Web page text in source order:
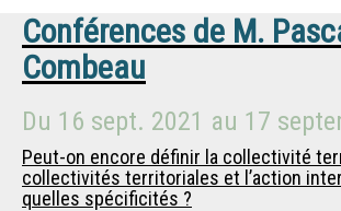
Conférences de M.
Combeau
Du 16 sept. 2021 au 17
Peut-on encore définir la collectivité
collectivités territoriales et l’action
quelles spécificités ?